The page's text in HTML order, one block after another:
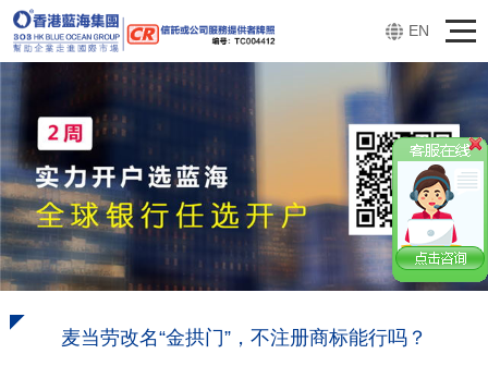
EN
麦当劳改名“金拱门”，不注册商标能行吗？